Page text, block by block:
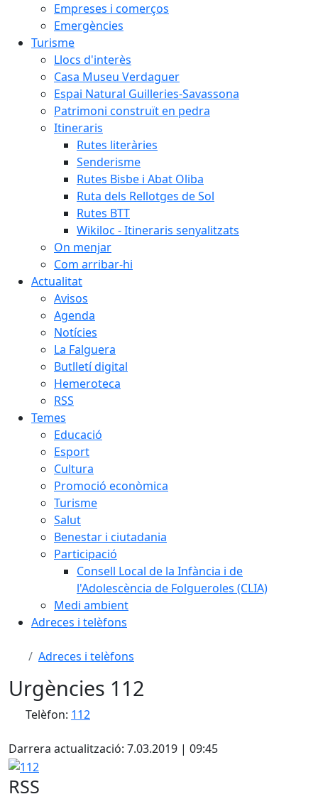
Empreses i comerços
Emergències
Turisme
Llocs d'interès
Casa Museu Verdaguer
Espai Natural Guilleries-Savassona
Patrimoni construït en pedra
Itineraris
Rutes literàries
Senderisme
Rutes Bisbe i Abat Oliba
Ruta dels Rellotges de Sol
Rutes BTT
Wikiloc - Itineraris senyalitzats
On menjar
Com arribar-hi
Actualitat
Avisos
Agenda
Notícies
La Falguera
Butlletí digital
Hemeroteca
RSS
Temes
Educació
Esport
Cultura
Promoció econòmica
Turisme
Salut
Benestar i ciutadania
Participació
Consell Local de la Infància i de
l'Adolescència de Folgueroles (CLIA)
Medi ambient
Adreces i telèfons
Adreces i telèfons
Urgències 112
Telèfon: 112
Darrera actualització: 7.03.2019 | 09:45
112
RSS